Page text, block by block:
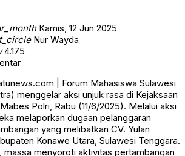
Kamis, 12 Jun 2025
Nur Wayda
4.175
| Forum Mahasiswa Sulawesi
menggelar aksi unjuk rasa di Kejaksaan
Polri, Rabu (11/6/2025). Melalui aksi
melaporkan dugaan pelanggaran
yang melibatkan CV. Yulan
Konawe Utara, Sulawesi Tenggara.
massa menyoroti aktivitas pertambangan